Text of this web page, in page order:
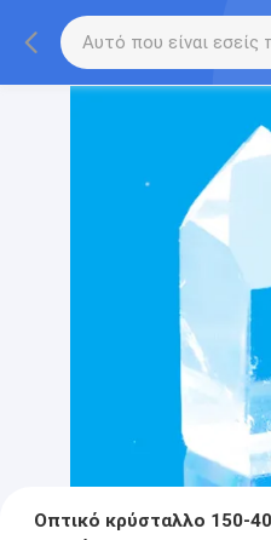
Οπτικό κρύσταλλο 150-